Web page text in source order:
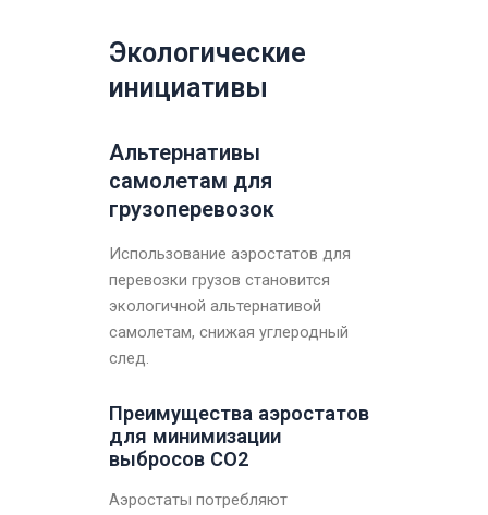
Экологические
инициативы
Альтернативы
самолетам для
грузоперевозок
Использование аэростатов для
перевозки грузов становится
экологичной альтернативой
самолетам, снижая углеродный
след.
Преимущества аэростатов
для минимизации
выбросов CO2
Аэростаты потребляют